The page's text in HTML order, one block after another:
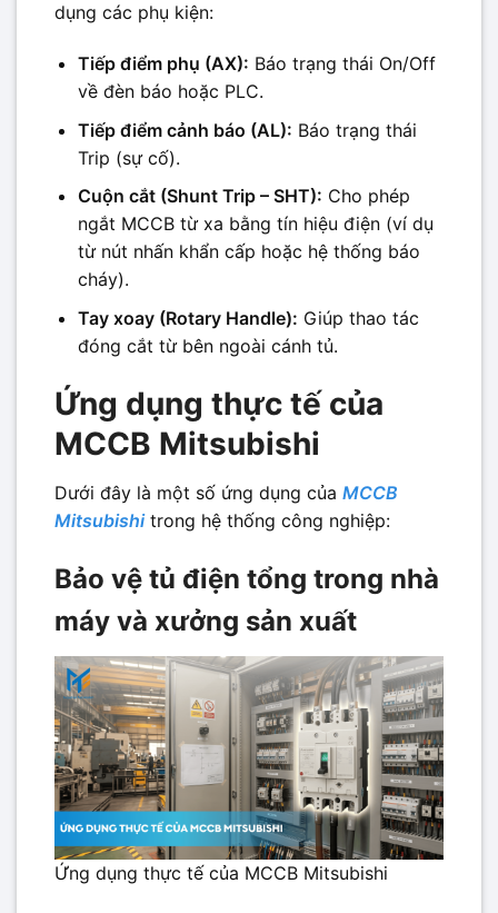
dụng các phụ kiện:
Tiếp điểm phụ (AX): Báo trạng thái On/Off
về đèn báo hoặc PLC.
Tiếp điểm cảnh báo (AL): Báo trạng thái
Trip (sự cố).
Cuộn cắt (Shunt Trip – SHT): Cho phép
ngắt MCCB từ xa bằng tín hiệu điện (ví dụ
từ nút nhấn khẩn cấp hoặc hệ thống báo
cháy).
Tay xoay (Rotary Handle): Giúp thao tác
đóng cắt từ bên ngoài cánh tủ.
Ứng dụng thực tế của
MCCB Mitsubishi
Dưới đây là một số ứng dụng của MCCB
Mitsubishitrong hệ thống công nghiệp:
Bảo vệ tủ điện tổng trong nhà
máy và xưởng sản xuất
Ứng dụng thực tế của MCCB Mitsubishi